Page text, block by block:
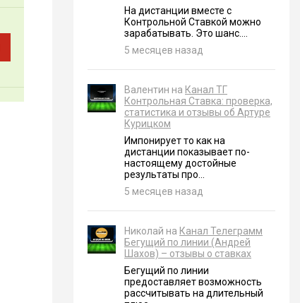
На дистанции вместе с
Контрольной Ставкой можно
зарабатывать. Это шанс....
5 месяцев назад
Валентин на Канал ТГ
Контрольная Ставка: проверка,
статистика и отзывы об Артуре
Курицком
Импонирует то как на
дистанции показывает по-
настоящему достойные
результаты про...
5 месяцев назад
Николай на Канал Телеграмм
Бегущий по линии (Андрей
Шахов) – отзывы о ставках
Бегущий по линии
предоставляет возможность
рассчитывать на длительный